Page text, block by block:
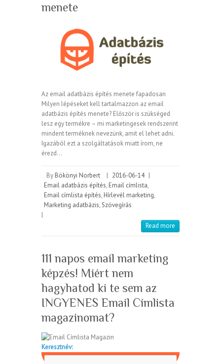
menete
Az email adatbázis építés menete fapadosan
Milyen lépéseket kell tartalmazzon az email
adatbázis építés menete? Először is szükséged
lesz egy termékre – mi marketingesek rendszerint
mindent terméknek nevezünk, amit el lehet adni.
Igazából ezt a szolgáltatások miatt írom, ne
érezd…
By Bökönyi Norbert | 2016-06-14 |
Email adatbázis építés, Email címlista,
Email címlista építés, Hírlevél marketing,
Marketing adatbázis,Szövegírás
|
Read more
111 napos email marketing
képzés! Miért nem
hagyhatod ki te sem az
INGYENES Email Címlista
magazinomat?
Keresztnév: